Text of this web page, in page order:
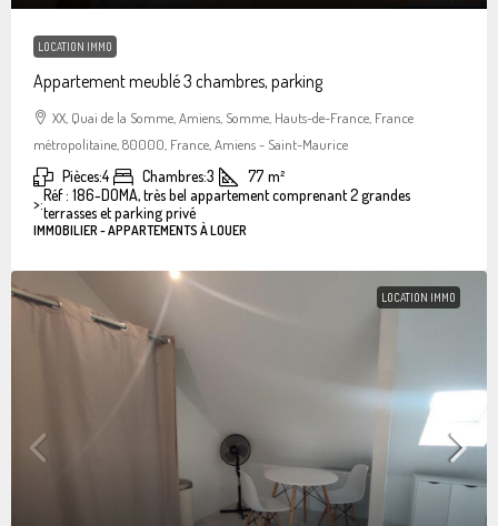
LOCATION IMMO
Appartement meublé 3 chambres, parking
XX, Quai de la Somme, Amiens, Somme, Hauts-de-France, France
métropolitaine, 80000, France, Amiens - Saint-Maurice
Pièces:4 Chambres:3 77 m²
>:Réf : 186-DOMA, très bel appartement comprenant 2 grandes
terrasses et parking privé
IMMOBILIER - APPARTEMENTS À LOUER
LOCATION IMMO